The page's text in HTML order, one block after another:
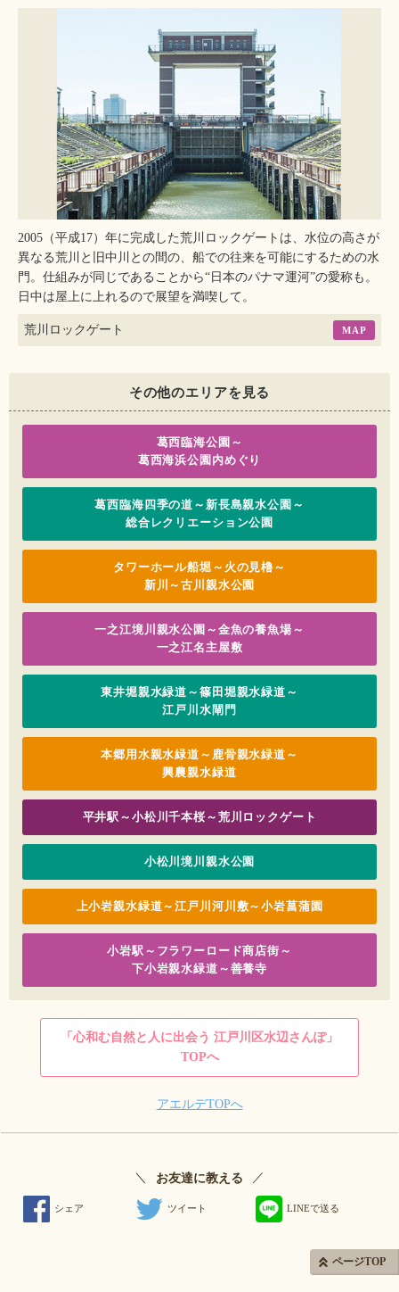
2005（平成17）年に完成した荒川ロックゲートは、水位の高さが
異なる荒川と旧中川との間の、船での往来を可能にするための水
門。仕組みが同じであることから“日本のパナマ運河”の愛称も。
日中は屋上に上れるので展望を満喫して。
MAP
荒川ロックゲート
その他のエリアを見る
葛西臨海公園～
葛西海浜公園内めぐり
葛西臨海四季の道～新長島親水公園～
総合レクリエーション公園
タワーホール船堀～火の見櫓～
新川～古川親水公園
一之江境川親水公園～金魚の養魚場～
一之江名主屋敷
東井堀親水緑道～篠田堀親水緑道～
江戸川水閘門
本郷用水親水緑道～鹿骨親水緑道～
興農親水緑道
平井駅～小松川千本桜～荒川ロックゲート
小松川境川親水公園
上小岩親水緑道～江戸川河川敷～小岩菖蒲園
小岩駅～フラワーロード商店街～
下小岩親水緑道～善養寺
「心和む自然と人に出会う 江戸川区水辺さんぽ」
TOPへ
アエルデTOPへ
＼ お友達に教える ／
シェア ツイート LINEで送る
ページTOP